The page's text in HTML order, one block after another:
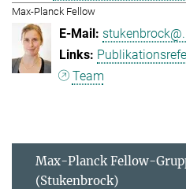
Max-Planck Fellow
Team
Max-Planck Fellow-
(Stukenbrock)